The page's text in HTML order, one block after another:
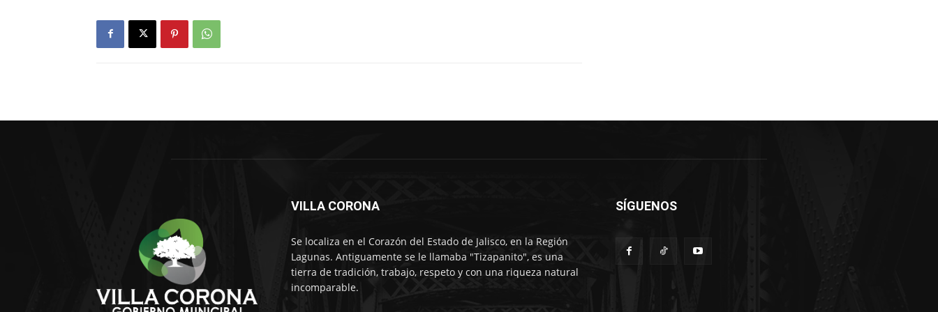
VILLA CORONA
Se localiza en el Corazón del Estado de Jalisco, en la Región
Lagunas. Antiguamente se le llamaba "Tizapanito", es una
tierra de tradición, trabajo, respeto y con una riqueza natural
incomparable.
SÍGUENOS